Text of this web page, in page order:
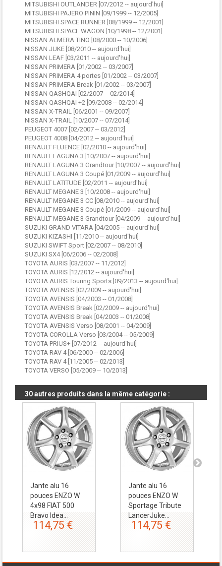
MITSUBISHI OUTLANDER [07/2012 -- aujourd'hui]
MITSUBISHI PAJERO PININ [09/1999 -- 12/2005]
MITSUBISHI SPACE RUNNER [08/1999 -- 12/2001]
MITSUBISHI SPACE WAGON [10/1998 -- 12/2001]
NISSAN ALMERA TINO [08/2000 -- 10/2006]
NISSAN JUKE [08/2010 -- aujourd'hui]
NISSAN LEAF [03/2011 -- aujourd'hui]
NISSAN PRIMERA [01/2002 -- 03/2007]
NISSAN PRIMERA 4 portes [01/2002 -- 03/2007]
NISSAN PRIMERA Break [01/2002 -- 03/2007]
NISSAN QASHQAI [02/2007 -- 02/2014]
NISSAN QASHQAI +2 [09/2008 -- 02/2014]
NISSAN X-TRAIL [06/2001 -- 09/2007]
NISSAN X-TRAIL [10/2007 -- 07/2014]
PEUGEOT 4007 [02/2007 -- 03/2012]
PEUGEOT 4008 [04/2012 -- aujourd'hui]
RENAULT FLUENCE [02/2010 -- aujourd'hui]
RENAULT LAGUNA 3 [10/2007 -- aujourd'hui]
RENAULT LAGUNA 3 Grandtour [10/2007 -- aujourd'hui]
RENAULT LAGUNA 3 Coupé [01/2009 -- aujourd'hui]
RENAULT LATITUDE [02/2011 -- aujourd'hui]
RENAULT MEGANE 3 [10/2008 -- aujourd'hui]
RENAULT MEGANE 3 CC [08/2010 -- aujourd'hui]
RENAULT MEGANE 3 Coupé [01/2009 -- aujourd'hui]
RENAULT MEGANE 3 Grandtour [04/2009 -- aujourd'hui]
SUZUKI GRAND VITARA [04/2005 -- aujourd'hui]
SUZUKI KIZASHI [11/2010 -- aujourd'hui]
SUZUKI SWIFT Sport [02/2007 -- 08/2010]
SUZUKI SX4 [06/2006 -- 02/2008]
TOYOTA AURIS [03/2007 -- 11/2012]
TOYOTA AURIS [12/2012 -- aujourd'hui]
TOYOTA AURIS Touring Sports [09/2013 -- aujourd'hui]
TOYOTA AVENSIS [02/2009 -- aujourd'hui]
TOYOTA AVENSIS [04/2003 -- 01/2008]
TOYOTA AVENSIS Break [02/2009 -- aujourd'hui]
TOYOTA AVENSIS Break [04/2003 -- 01/2008]
TOYOTA AVENSIS Verso [08/2001 -- 04/2009]
TOYOTA COROLLA Verso [03/2004 -- 05/2009]
TOYOTA PRIUS+ [07/2012 -- aujourd'hui]
TOYOTA RAV 4 [06/2000 -- 02/2006]
TOYOTA RAV 4 [11/2005 -- 02/2013]
TOYOTA VERSO [05/2009 -- 10/2013]
30 autres produits dans la même catégorie :
Jante alu 16
pouces ENZO W
4x98 FIAT 500
Bravo Idea...
114,75 €
Jante alu 16
pouces ENZO W
Sportage Tribute
LancerJuke...
114,75 €